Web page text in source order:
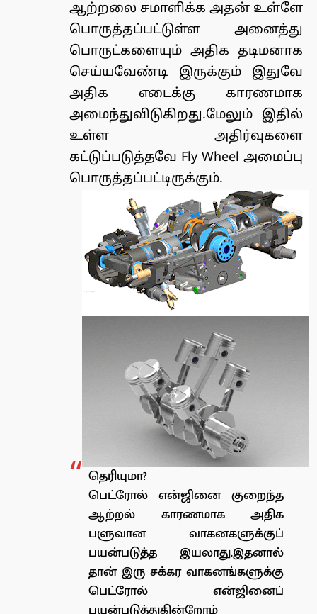
ஆற்றலை சமாளிக்க அதன் உள்ளே
பொருத்தப்பட்டுள்ள அனைத்து
பொருட்களையும் அதிக தடிமனாக
செய்யவேண்டி இருக்கும் இதுவே
அதிக எடைக்கு காரணமாக
அமைந்துவிடுகிறது.மேலும் இதில்
உள்ள அதிர்வுகளை
கட்டுப்படுத்தவே Fly Wheel அமைப்பு
பொருத்தப்பட்டிருக்கும்.
தெரியுமா?
பெட்ரோல் என்ஜினை குறைந்த
ஆற்றல் காரணமாக அதிக
பளுவான வாகனகளுக்குப்
பயன்படுத்த இயலாது.இதனால்
தான் இரு சக்கர வாகனங்களுக்கு
பெட்ரோல் என்ஜினைப்